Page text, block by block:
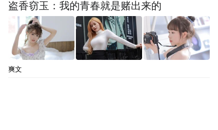
盗香窃玉：我的青春就是赌出来的
爽文